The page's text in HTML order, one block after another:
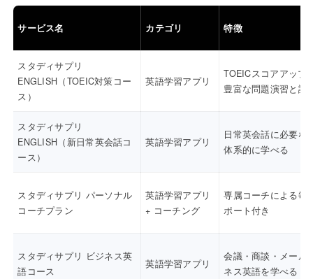
サービス名 カテゴリ 特徴
スタディサプリ
ENGLISH（TOEIC対策コー
ス）
英語学習アプリ
TOEICスコアアップ
豊富な問題演習と講
スタディサプリ
ENGLISH（新日常英会話コ
ース）
英語学習アプリ
日常英会話に必要な
体系的に学べる
スタディサプリ パーソナル
コーチプラン
英語学習アプリ
+ コーチング
専属コーチによる毎
ポート付き
スタディサプリ ビジネス英
語コース
英語学習アプリ
会議・商談・メール
ネス英語を学べる